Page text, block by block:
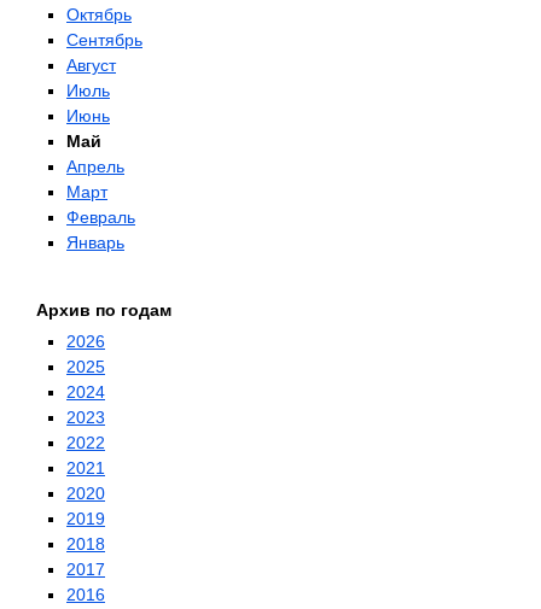
Октябрь
Сентябрь
Август
Июль
Июнь
Май
Апрель
Март
Февраль
Январь
Архив по годам
2026
2025
2024
2023
2022
2021
2020
2019
2018
2017
2016